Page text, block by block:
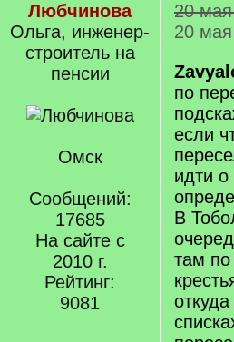
Любчинова
Ольга, инженер-
строитель на
пенсии
Омск
Сообщений:
17685
На сайте с
2010 г.
Рейтинг:
9081
20
20
по
если
идти о
В
там